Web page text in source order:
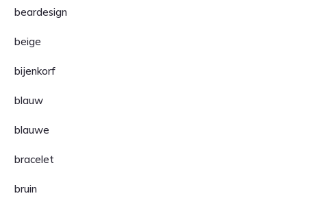
beardesign
beige
bijenkorf
blauw
blauwe
bracelet
bruin